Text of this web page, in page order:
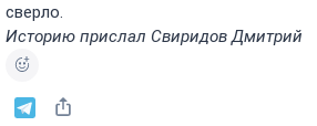
сверло.
Историю прислал Свиридов Дмитрий